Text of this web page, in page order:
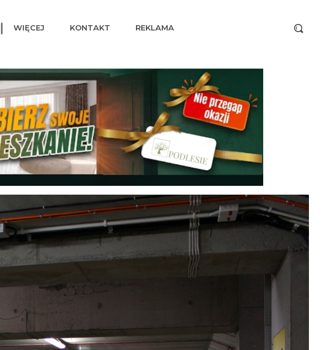
WIĘCEJ KONTAKT REKLAMA